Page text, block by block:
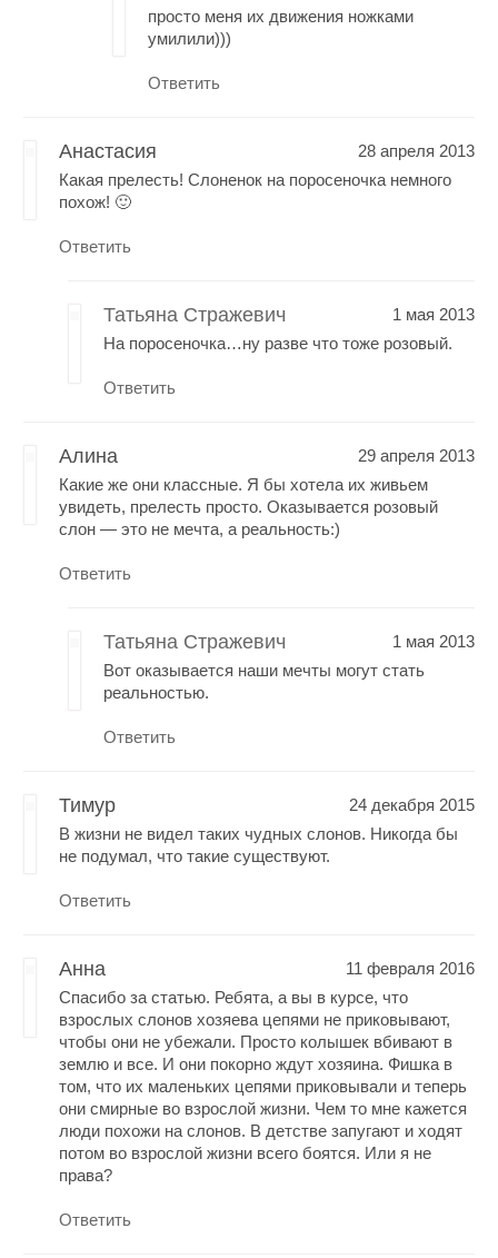
просто меня их движения ножками
умилили)))
Ответить
Анастасия
28 апреля 2013
Какая прелесть! Слоненок на поросеночка немного
похож! 🙂
Ответить
Татьяна Стражевич
1 мая 2013
На поросеночка…ну разве что тоже розовый.
Ответить
Алина
29 апреля 2013
Какие же они классные. Я бы хотела их живьем
увидеть, прелесть просто. Оказывается розовый
слон — это не мечта, а реальность:)
Ответить
Татьяна Стражевич
1 мая 2013
Вот оказывается наши мечты могут стать
реальностью.
Ответить
Тимур
24 декабря 2015
В жизни не видел таких чудных слонов. Никогда бы
не подумал, что такие существуют.
Ответить
Анна
11 февраля 2016
Спасибо за статью. Ребята, а вы в курсе, что
взрослых слонов хозяева цепями не приковывают,
чтобы они не убежали. Просто колышек вбивают в
землю и все. И они покорно ждут хозяина. Фишка в
том, что их маленьких цепями приковывали и теперь
они смирные во взрослой жизни. Чем то мне кажется
люди похожи на слонов. В детстве запугают и ходят
потом во взрослой жизни всего боятся. Или я не
права?
Ответить